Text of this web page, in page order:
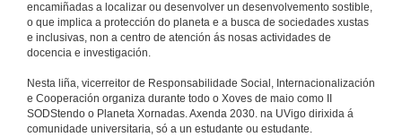
encamiñadas a localizar ou desenvolver un desenvolvemento sostible,
o que implica a protección do planeta e a busca de sociedades xustas
e inclusivas, non a centro de atención ás nosas actividades de
docencia e investigación.
Nesta liña, vicerreitor de Responsabilidade Social, Internacionalización
e Cooperación organiza durante todo o Xoves de maio como II
SODStendo o Planeta Xornadas. Axenda 2030. na UVigo dirixida á
comunidade universitaria, só a un estudante ou estudante.
Apertura da xornada: Ámbito da prosperidade: outro desenvolvemento é posible